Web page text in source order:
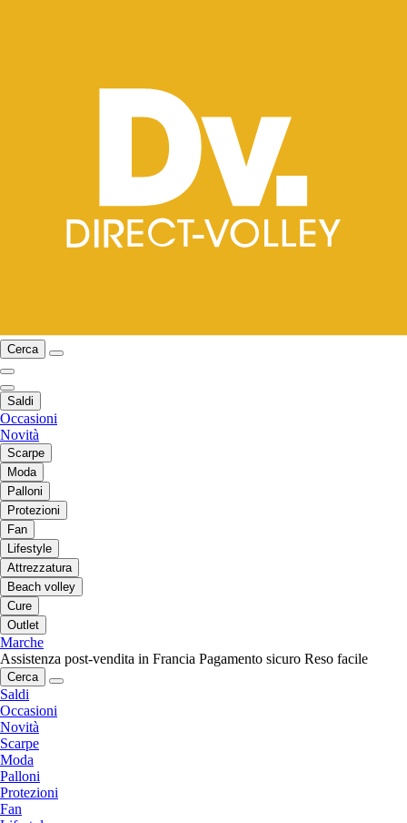
Cerca
Saldi
Occasioni
Novità
Scarpe
Moda
Palloni
Protezioni
Fan
Lifestyle
Attrezzatura
Beach volley
Cure
Outlet
Marche
Assistenza post-vendita in Francia Pagamento sicuro Reso facile
Cerca
Saldi
Occasioni
Novità
Scarpe
Moda
Palloni
Protezioni
Fan